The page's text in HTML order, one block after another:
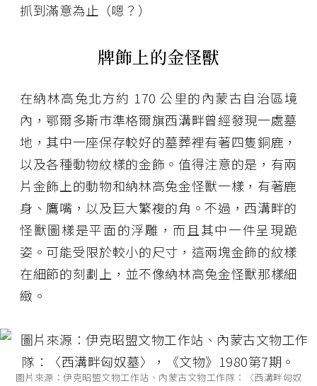
抓到滿意為止（嗯？）
牌飾上的金怪獸
在納林高兔北方約 170 公里的內蒙古自治區境
內，鄂爾多斯市準格爾旗西溝畔曾經發現一處墓
地，其中一座保存較好的墓葬裡有著四隻銅鹿，
以及各種動物紋樣的金飾。值得注意的是，有兩
片金飾上的動物和納林高兔金怪獸一樣，有著鹿
身、鷹嘴，以及巨大繁複的角。不過，西溝畔的
怪獸圖樣是平面的浮雕，而且其中一件呈現跪
姿。可能受限於較小的尺寸，這兩塊金飾的紋樣
在細節的刻劃上，並不像納林高兔金怪獸那樣細
緻。
圖片來源：伊克昭盟文物工作站、內蒙古文物工作隊：〈西溝畔匈奴